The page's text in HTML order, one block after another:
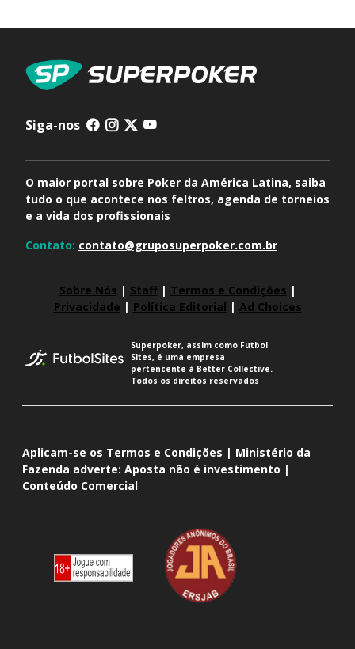
Siga-nos
O maior portal sobre Poker da América Latina, saiba
tudo o que acontece nos feltros, agenda de torneios
e a vida dos profissionais
Contato: contato@gruposuperpoker.com.br
Sobre Nós | Staff| Termos e Condições |
Privacidade | Política Editorial | Ad Choices
Superpoker, assim como Futbol
Sites, é uma empresa
pertencente à Better Collective.
Todos os direitos reservados
Aplicam-se os Termos e Condições | Ministério da
Fazenda adverte: Aposta não é investimento |
Conteúdo Comercial